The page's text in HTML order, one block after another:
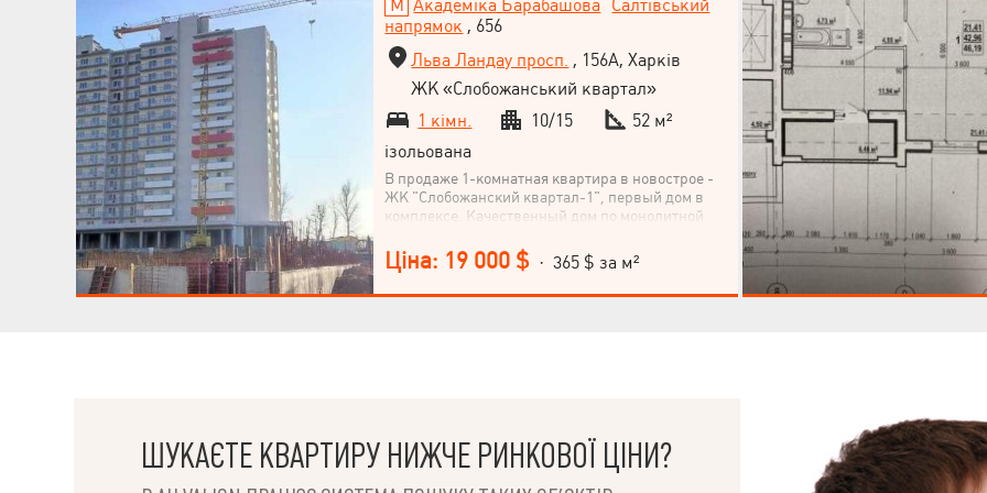
Академіка Барабашова
Салтівський
напрямок , 656
Льва Ландау просп. , 156А, Харків
ЖК «Слобожанський квартал»
1 кімн.
10/15
52 м²
ізольована
В продаже 1-комнатная квартира в новострое -
ЖК "Слобожанский квартал-1", первый дом в
комплексе. Качественный дом по монолитной
Квартира теплая, не угловая, не торцевая.
Шикарный вид на город, хорошая транспортная
развязка, разумная планировка, окна выходят
Ціна: 19 000 $ · 365 $ за м²
ШУКАЄТЕ КВАРТИРУ НИЖЧЕ РИНКОВОЇ ЦІНИ?